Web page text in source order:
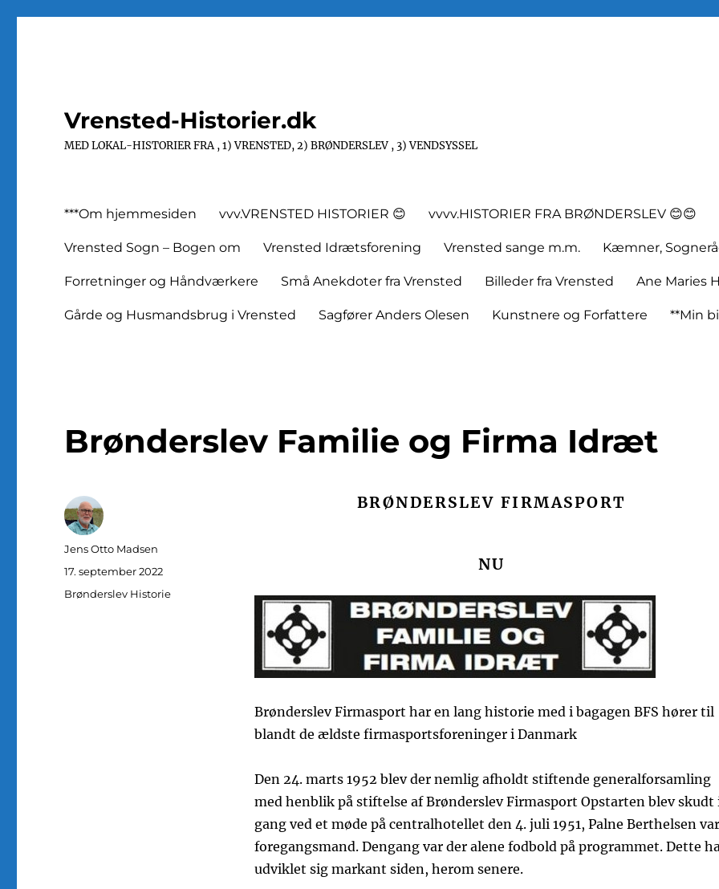
Vrensted-Historier.dk
MED LOKAL-HISTORIER FRA , 1) VRENSTED, 2) BRØNDERSLEV , 3) VENDSYSSEL
***Om hjemmesiden vvv.VRENSTED HISTORIER 😊 vvvv.HISTORIER FRA BRØNDERSLEV 😊😊
Vrensted Sogn – Bogen om Vrensted Idrætsforening Vrensted sange m.m. Kæmner,
Forretninger og Håndværkere Små Anekdoter fra Vrensted Billeder fra Vrensted Ane Maries
Gårde og Husmandsbrug i Vrensted Sagfører Anders Olesen Kunstnere og Forfattere **Min
Brønderslev Familie og Firma Idræt
BRØNDERSLEV FIRMASPORT
NU
Brønderslev Firmasport har en lang historie med i bagagen BFS hører til
blandt de ældste firmasportsforeninger i Danmark
Den 24. marts 1952 blev der nemlig afholdt stiftende generalforsamling
med henblik på stiftelse af Brønderslev Firmasport Opstarten blev skudt
gang ved et møde på centralhotellet den 4. juli 1951, Palne Berthelsen var
foregangsmand. Dengang var der alene fodbold på programmet. Dette
udviklet sig markant siden, herom senere.
Forfatter
Jens Otto Madsen
Udgivet
17. september 2022
Kategorier
Brønderslev Historie